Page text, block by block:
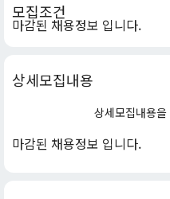
모집조건
마감된 채용정보 입니다.
상세모집내용
상세모집내용을
마감된 채용정보 입니다.